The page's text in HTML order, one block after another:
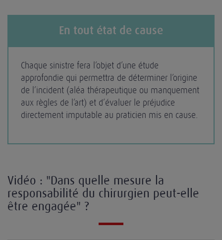
En tout état de cause
Chaque sinistre fera l’objet d’une étude
approfondie qui permettra de déterminer l’origine
de l’incident (aléa thérapeutique ou manquement
aux règles de l’art) et d’évaluer le préjudice
directement imputable au praticien mis en cause.
Vidéo : "Dans quelle mesure la
responsabilité du chirurgien peut-elle
être engagée" ?